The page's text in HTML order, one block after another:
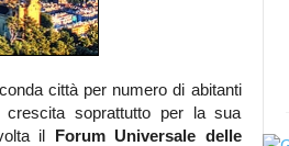
città per numero di abitanti
soprattutto per la sua
il Forum Universale delle